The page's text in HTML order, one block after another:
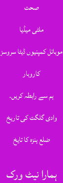
صحت
ملٹی میڈیا
موبائل کمپنیوں ڈیٹا سروسز
کاروبار
ہم سے رابطہ کریں.
وادی گلگت کی تاریخ
ضلع ہنزہ کا تایخ
ہمارا نیٹ ورک